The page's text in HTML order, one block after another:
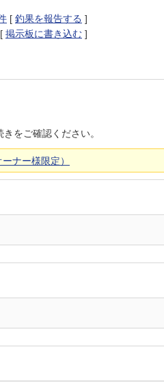
[ 釣果を報告する ]
[ 掲示板に書き込む ]
きをご確認ください。
ナー様限定）